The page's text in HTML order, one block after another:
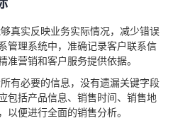
真实反映业务实际情况，减少错误
管理系统中，准确记录客户联系信
准营销和客户服务提供依据。
有必要的信息，没有遗漏关键字段
包括产品信息、销售时间、销售地
以便进行全面的销售分析。